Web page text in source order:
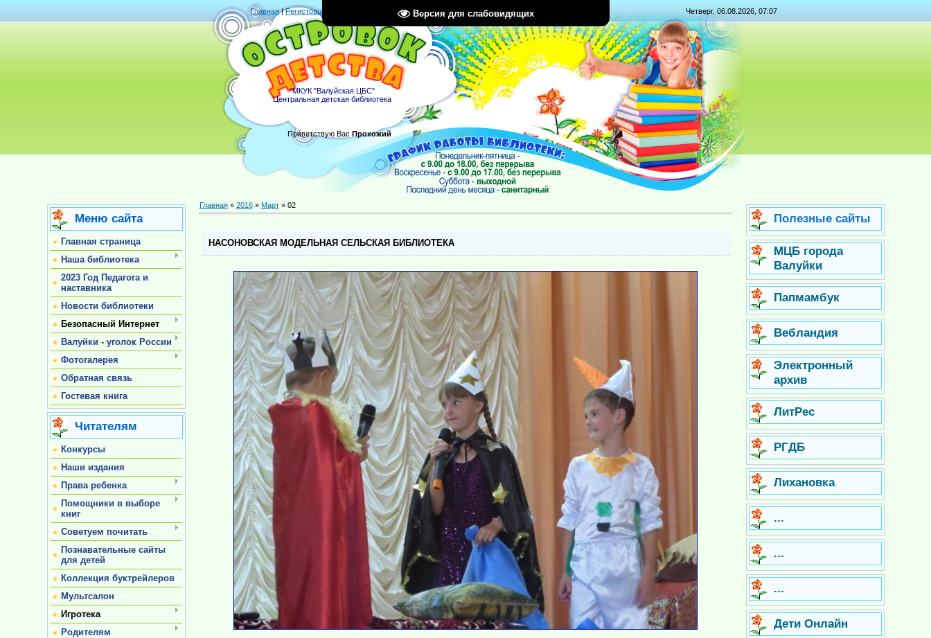
Версия для слабовидящих
Главная|Регистрация Четверг, 06.08.2026, 07:07
"МКУК "Валуйская ЦБС"
Центральная детская библиотека
Приветствую Вас Прохожий
Меню сайта
Главная страница
Наша библиотека
2023 Год Педагога и
наставника
Новости библиотеки
Безопасный Интернет
Валуйки - уголок России
Фотогалерея
Обратная связь
Гостевая книга
Читателям
Конкурсы
Наши издания
Права ребенка
Помощники в выборе
книг
Советуем почитать
Познавательные сайты
для детей
Коллекция буктрейлеров
Мультсалон
Игротека
Родителям
Главная» 2016 » Март » 02
НАСОНОВСКАЯ МОДЕЛЬНАЯ СЕЛЬСКАЯ БИБЛИОТЕКА
Полезные сайты
МЦБ города
Валуйки
Папмамбук
Вебландия
Электронный
архив
ЛитРес
РГДБ
Лихановка
...
...
...
Дети Онлайн